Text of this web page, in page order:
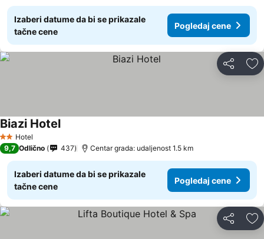
Izaberi datume da bi se prikazale
tačne cene
Pogledaj cene
Deli
2 Zvezdice
Hotel
Biazi Hotel
9,7 Odlično 437 Centar grada: udaljenost 1.5 km
Izaberi datume da bi se prikazale
tačne cene
Pogledaj cene
Deli